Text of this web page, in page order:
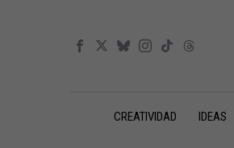
CREATIVIDAD IDEAS